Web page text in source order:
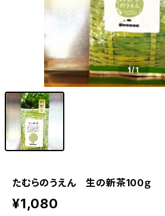
1/1
たむらのうえん 生の新茶100ｇ
¥1,080